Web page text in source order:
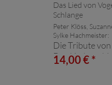
Peter Klöss,
Sylke Hachmeister:
Die Tribute von
Das Lied von
Schlange
14,00 € *